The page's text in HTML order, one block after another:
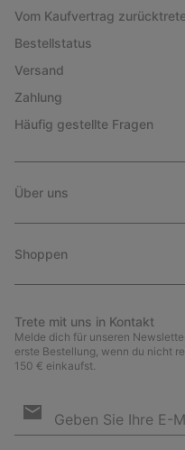
Vom Kaufvertrag
Bestellstatus
Versand
Zahlung
Häufig gestellte Fragen
Über uns
Shoppen
Trete mit uns in Kontakt
Melde dich für unseren
erste Bestellung, wenn du nicht
150 € einkaufst.
Anmeldung